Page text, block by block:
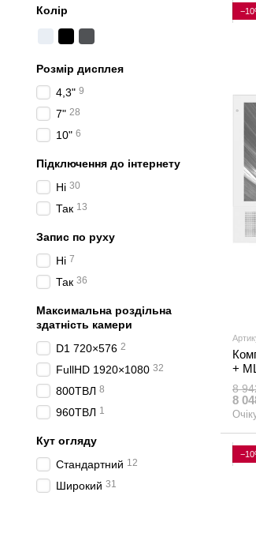
+
8
8
Колір
Розмір дисплея
4,3" 9
7" 28
10" 6
Підключення до інтернету
Ні 30
Так 13
Запис по руху
Ні 7
Так 36
Максимальна роздільна
здатність камери
D1 720×576 2
FullHD 1920×1080 32
800ТВЛ 8
960ТВЛ 1
Кут огляду
Стандартний 12
Широкий 31